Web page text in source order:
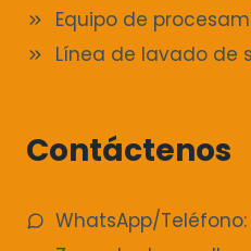
Equipo de
Línea de lavado de
Contáctenos
WhatsApp/Teléfono: